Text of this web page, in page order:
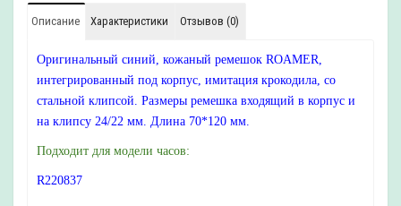
Описание Характеристики Отзывов (0)
Оригинальный синий, кожаный ремешок ROAMER,
интегрированный под корпус, имитация крокодила, со
стальной клипсой. Размеры ремешка входящий в корпус и
на клипсу 24/22 мм. Длина 70*120 мм.
Подходит для модели часов:
R220837